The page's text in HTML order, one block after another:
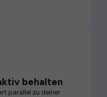
behalten
parallel zu deiner